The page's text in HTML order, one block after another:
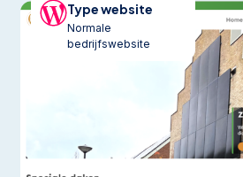
Type website
Normale
bedrijfswebsite